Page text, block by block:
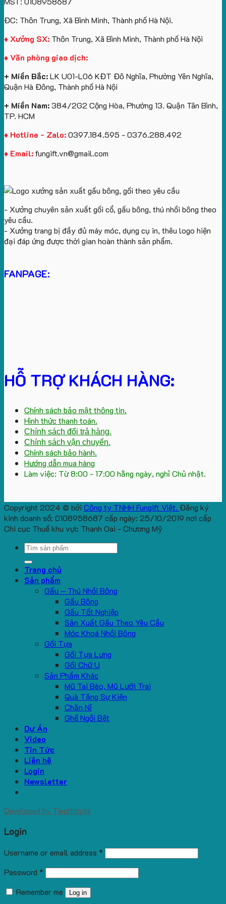
theo
yêu
cầu
logo
Future
Group
in
Catherine
tặng
Tặng
Sự
Kiện
U
Logo
ĐC: Thôn Trung, Xã Bình Minh, Thành phố Hà Nội.
♦ Xưởng SX: Thôn Trung, Xã Bình Minh, Thành phố Hà Nội
♦ Văn phòng giao dịch:
+ Miền Bắc:LK U01-L06 KĐT Đô Nghĩa, Phường Yên Nghĩa,
Quận Hà Đông, Thành phố Hà Nội
+ Miền Nam:384/2G2 Cộng Hòa, Phường 13. Quận Tân Bình,
TP. HCM
♦ Hotline - Zalo:0397.184.595 - 0376.288.492
♦ Email:fungift.vn@gmail.com
- Xưởng chuyên sản xuất gối cổ, gấu bông, thú nhồi bông theo
yêu cầu.
- Xưởng trang bị đầy đủ máy móc, dụng cụ in, thêu logo hiện
đại đáp ứng được thời gian hoàn thành sản phẩm.
FANPAGE:
HỖ TRỢ KHÁCH HÀNG:
Chính sách bảo mật thông tin.
Hình thức thanh toán.
Chính sách đổi trả hàng.
Chính sách vận chuyển.
Chính sách bảo hành.
Hướng dẫn mua hàng
Làm việc: Từ 8:00 - 17:00 hằng ngày, nghỉ Chủ nhật.
Copyright 2024 © bởi Công ty TNHH Fungift Việt. Đăng ký
kinh doanh số: 0108958687 cấp ngày: 25/10/2019 nơi cấp
Chi cục Thuế khu vực Thanh Oai - Chương Mỹ
Search
for:
Trang chủ
Sản phẩm
Gấu – Thú Nhồi Bông
Gấu Bông
Gấu Tốt Nghiệp
Sản Xuất Gấu Theo Yêu Cầu
Móc Khoá Nhồi Bông
Gối Tựa
Gối Tựa Lưng
Gối Chữ U
Sản Phẩm Khác
Mũ Tai Bèo, Mũ Lưỡi Trai
Quà Tặng Sự Kiện
Chăn Nỉ
Ghế Ngồi Bệt
Dự Án
Video
Tin Tức
Liên hệ
Login
Newsletter
Developed by Tiepthitute
Login
Username or email address *
Password *
Remember me
Log in